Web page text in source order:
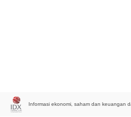
Informasi ekonomi, saham dan keuangan